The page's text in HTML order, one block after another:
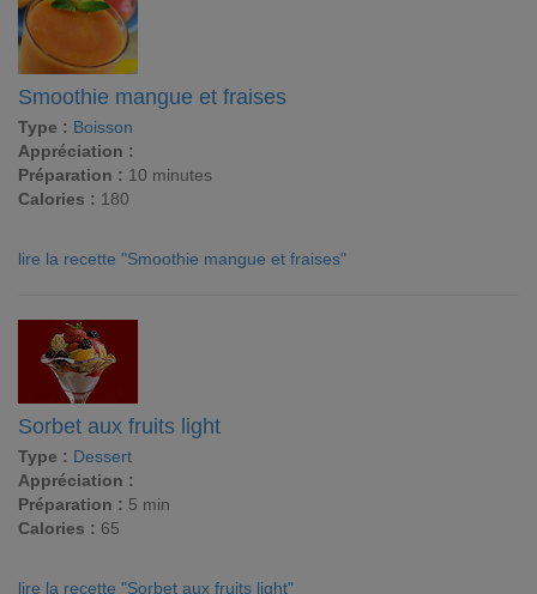
Smoothie mangue et fraises
Type : Boisson
Appréciation :
Préparation : 10 minutes
Calories : 180
lire la recette "Smoothie mangue et fraises"
Sorbet aux fruits light
Type : Dessert
Appréciation :
Préparation : 5 min
Calories : 65
lire la recette "Sorbet aux fruits light"